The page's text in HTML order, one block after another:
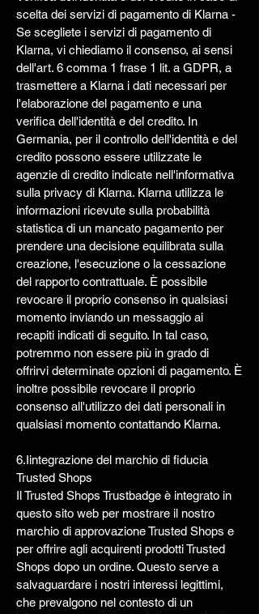
scelta dei servizi di pagamento di Klarna -
Se scegliete i servizi di pagamento di
Klarna, vi chiediamo il consenso, ai sensi
dell'art. 6 comma 1 frase 1 lit. a GDPR, a
trasmettere a Klarna i dati necessari per
l'elaborazione del pagamento e una
verifica dell'identità e del credito. In
Germania, per il controllo dell'identità e del
credito possono essere utilizzate le
agenzie di credito indicate nell'informativa
sulla privacy di Klarna. Klarna utilizza le
informazioni ricevute sulla probabilità
statistica di un mancato pagamento per
prendere una decisione equilibrata sulla
creazione, l'esecuzione o la cessazione
del rapporto contrattuale. È possibile
revocare il proprio consenso in qualsiasi
momento inviando un messaggio ai
recapiti indicati di seguito. In tal caso,
potremmo non essere più in grado di
offrirvi determinate opzioni di pagamento. È
inoltre possibile revocare il proprio
consenso all'utilizzo dei dati personali in
qualsiasi momento contattando Klarna.
6.Iintegrazione del marchio di fiducia
Trusted Shops
Il Trusted Shops Trustbadge è integrato in
questo sito web per mostrare il nostro
marchio di approvazione Trusted Shops e
per offrire agli acquirenti prodotti Trusted
Shops dopo un ordine. Questo serve a
salvaguardare i nostri interessi legittimi,
che prevalgono nel contesto di un